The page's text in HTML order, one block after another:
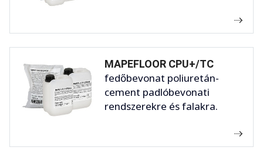
MAPEFLOOR CPU+/TC
fedőbevonat poliuretán-
cement padlóbevonati
rendszerekre és falakra.